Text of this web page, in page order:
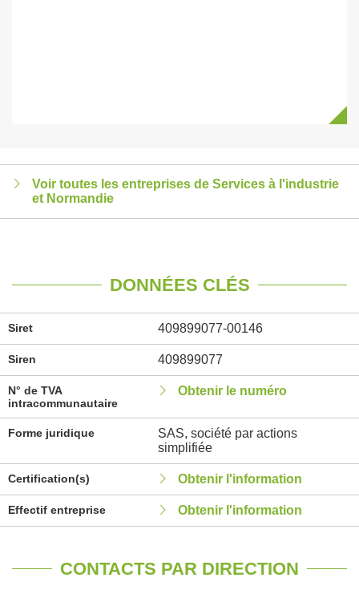
Voir toutes les entreprises de Services à l'industrie
et Normandie
DONNÉES CLÉS
Siret 409899077-00146
Siren 409899077
N° de TVA
intracommunautaire
Obtenir le numéro
Forme juridique
SAS, société par actions
simplifiée
Certification(s) Obtenir l'information
Effectif entreprise Obtenir l'information
CONTACTS PAR DIRECTION